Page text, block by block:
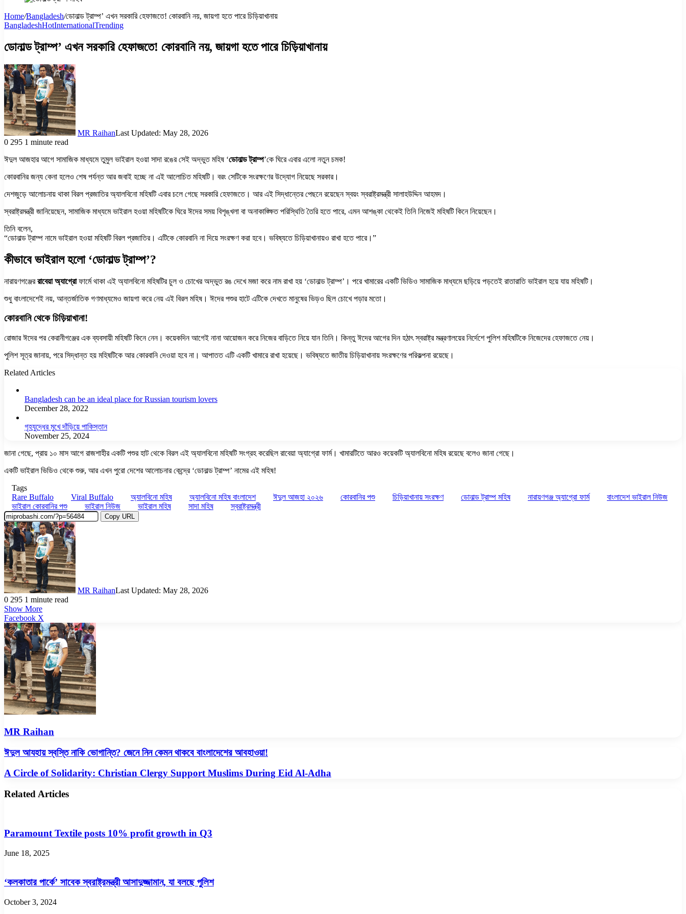
Home/Bangladesh/ডোনাল্ড ট্রাম্প’ এখন সরকারি হেফাজতে! কোরবানি নয়, জায়গা হতে পারে চিড়িয়াখানায়
BangladeshHotInternationalTrending
ডোনাল্ড ট্রাম্প’ এখন সরকারি হেফাজতে! কোরবানি নয়, জায়গা হতে পারে চিড়িয়াখানায়
MR RaihanLast Updated: May 28, 2026
0 295 1 minute read
ঈদুল আজহার আগে সামাজিক মাধ্যমে তুমুল ভাইরাল হওয়া সাদা রঙের সেই অদ্ভুত মহিষ ‘ডোনাল্ড ট্রাম্প’কে ঘিরে এবার এলো নতুন চমক!
কোরবানির জন্য কেনা হলেও শেষ পর্যন্ত আর জবাই হচ্ছে না এই আলোচিত মহিষটি। বরং সেটিকে সংরক্ষণের উদ্যোগ নিয়েছে সরকার।
দেশজুড়ে আলোচনায় থাকা বিরল প্রজাতির অ্যালবিনো মহিষটি এবার চলে গেছে সরকারি হেফাজতে। আর এই সিদ্ধান্তের পেছনে রয়েছেন স্বয়ং স্বরাষ্ট্রমন্ত্রী সালাহউদ্দিন আহমদ।
স্বরাষ্ট্রমন্ত্রী জানিয়েছেন, সামাজিক মাধ্যমে ভাইরাল হওয়া মহিষটিকে ঘিরে ঈদের সময় বিশৃঙ্খলা বা অনাকাঙ্ক্ষিত পরিস্থিতি তৈরি হতে পারে, এমন আশঙ্কা থেকেই তিনি নিজেই মহিষটি কিনে নিয়েছেন।
তিনি বলেন,
“ডোনাল্ড ট্রাম্প নামে ভাইরাল হওয়া মহিষটি বিরল প্রজাতির। এটিকে কোরবানি না দিয়ে সংরক্ষণ করা হবে। ভবিষ্যতে চিড়িয়াখানায়ও রাখা হতে পারে।”
কীভাবে ভাইরাল হলো ‘ডোনাল্ড ট্রাম্প’?
নারায়ণগঞ্জেররাবেয়া অ্যাগ্রোফার্মে থাকা এই অ্যালবিনো মহিষটির চুল ও চোখের অদ্ভুত রঙ দেখে মজা করে নাম রাখা হয় ‘ডোনাল্ড ট্রাম্প’। পরে খামারের একটি ভিডিও সামাজিক মাধ্যমে ছড়িয়ে পড়তেই রাতারাতি ভাইরাল হয়ে যায় মহিষটি।
শুধু বাংলাদেশেই নয়, আন্তর্জাতিক গণমাধ্যমেও জায়গা করে নেয় এই বিরল মহিষ। ঈদের পশুর হাটে এটিকে দেখতে মানুষের ভিড়ও ছিল চোখে পড়ার মতো।
কোরবানি থেকে চিড়িয়াখানা!
রোজার ঈদের পর কেরানীগঞ্জের এক ব্যবসায়ী মহিষটি কিনে নেন। কয়েকদিন আগেই নানা আয়োজন করে নিজের বাড়িতে নিয়ে যান তিনি। কিন্তু ঈদের আগের দিন হঠাৎ স্বরাষ্ট্র মন্ত্রণালয়ের নির্দেশে পুলিশ মহিষটিকে নিজেদের হেফাজতে নেয়।
পুলিশ সূত্র জানায়, পরে সিদ্ধান্ত হয় মহিষটিকে আর কোরবানি দেওয়া হবে না। আপাতত এটি একটি খামারে রাখা হয়েছে। ভবিষ্যতে জাতীয় চিড়িয়াখানায় সংরক্ষণের পরিকল্পনা রয়েছে।
Related Articles
Bangladesh can be an ideal place for Russian tourism lovers
December 28, 2022
গৃহযুদ্ধের মুখে দাঁড়িয়ে পাকিস্তান
November 25, 2024
জানা গেছে, প্রায় ১০ মাস আগে রাজশাহীর একটি পশুর হাট থেকে বিরল এই অ্যালবিনো মহিষটি সংগ্রহ করেছিল রাবেয়া অ্যাগ্রো ফার্ম। খামারটিতে আরও কয়েকটি অ্যালবিনো মহিষ রয়েছে বলেও জানা গেছে।
একটি ভাইরাল ভিডিও থেকে শুরু, আর এখন পুরো দেশের আলোচনার কেন্দ্রে ‘ডোনাল্ড ট্রাম্প’ নামের এই মহিষ!
Tags
Rare Buffalo
Viral Buffalo অ্যালবিনো মহিষ অ্যালবিনো মহিষ বাংলাদেশ ঈদুল আজহা ২০২৬ কোরবানির পশু চিড়িয়াখানায় সংরক্ষণ ডোনাল্ড ট্রাম্প মহিষ নারায়ণগঞ্জ অ্যাগ্রো ফার্ম
বাংলাদেশ ভাইরাল নিউজ
ভাইরাল কোরবানির পশু
ভাইরাল নিউজ ভাইরাল মহিষ সাদা মহিষ স্বরাষ্ট্রমন্ত্রী
Copy URL
MR RaihanLast Updated: May 28, 2026
0 295 1 minute read
Show More
Facebook X
via
Email
MR Raihan
ঈদুল
স্বস্তি
নাকি
জেনে
বাংলাদেশের
ঈদুল আযহায় স্বস্তি নাকি ভোগান্তি? জেনে নিন কেমন থাকবে বাংলাদেশের আবহাওয়া!
A
of
Solidarity:
Muslims
Eid
A Circle of Solidarity: Christian Clergy Support Muslims During Eid Al-Adha
Related Articles
Paramount Textile posts 10% profit growth in Q3
June 18, 2025
‘কলকাতার পার্কে’ সাবেক স্বরাষ্ট্রমন্ত্রী আসাদুজ্জামান, যা বলছে পুলিশ
October 3, 2024